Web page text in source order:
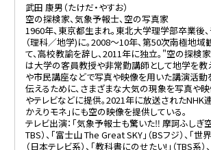
武田 康男（たけだ・やすお）
空の探検家、気象予報士、空の写真家
1960年、東京都生まれ。東北大学理学部卒業後
（理科／地学)に。2008～10年、第50次南極地
て、高校教諭を辞し、2011年に独立。"空の探検
は大学の客員教授や非常勤講師として地学を教
や市民講座などで写真や映像を用いた講演活動
伝えるために、さまざまな大気の現象を写真や
やテレビなどに提供。2021年に放送されたNHK
かえりモネ」にも空の映像を提供している。
テレビ出演：「気象予報士も驚いた‼ 摩訶ふしぎ
TBS）、「富士山 The Great SKY」（BSフジ）、「
（日本テレビ系）、「教科書にのせたい!」（TBS系）